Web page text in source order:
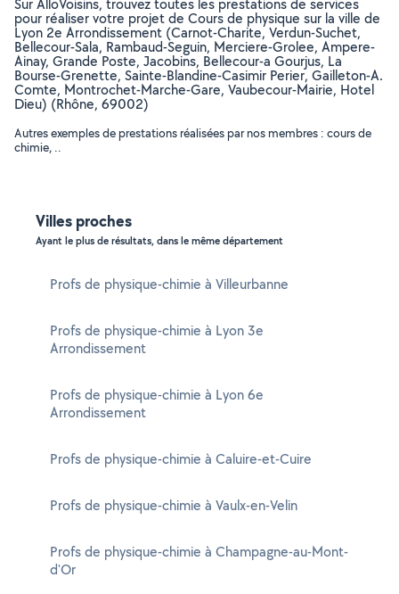
Sur AlloVoisins, trouvez toutes les prestations de services
pour réaliser votre projet de Cours de physique sur la ville de
Lyon 2e Arrondissement (Carnot-Charite, Verdun-Suchet,
Bellecour-Sala, Rambaud-Seguin, Merciere-Grolee, Ampere-
Ainay, Grande Poste, Jacobins, Bellecour-a Gourjus, La
Bourse-Grenette, Sainte-Blandine-Casimir Perier, Gailleton-A.
Comte, Montrochet-Marche-Gare, Vaubecour-Mairie, Hotel
Dieu) (Rhône, 69002)
Autres exemples de prestations réalisées par nos membres : cours de
chimie, ..
Villes proches
Ayant le plus de résultats, dans le même département
Profs de physique-chimie à Villeurbanne
Profs de physique-chimie à Lyon 3e
Arrondissement
Profs de physique-chimie à Lyon 6e
Arrondissement
Profs de physique-chimie à Caluire-et-Cuire
Profs de physique-chimie à Vaulx-en-Velin
Profs de physique-chimie à Champagne-au-Mont-
d'Or